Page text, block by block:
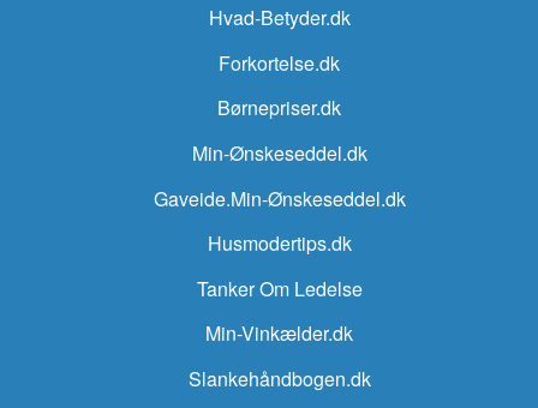
Hvad-Betyder.dk
Forkortelse.dk
Børnepriser.dk
Min-Ønskeseddel.dk
Gaveide.Min-Ønskeseddel.dk
Husmodertips.dk
Tanker Om Ledelse
Min-Vinkælder.dk
Slankehåndbogen.dk